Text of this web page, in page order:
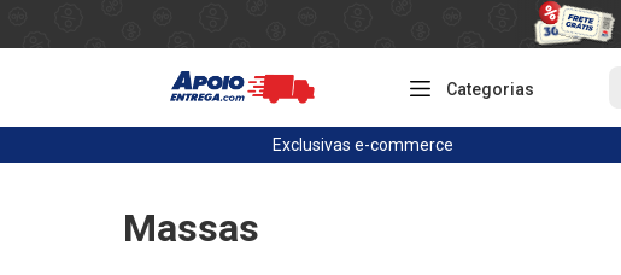
Categorias
Exclusivas e-commerce
Massas